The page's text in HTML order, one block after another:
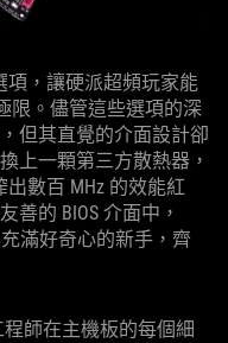
項，讓硬派超頻玩家能
限。儘管這些選項的深
但其直覺的介面設計卻
上一顆第三方散熱器，
數百 MHz 的效能紅
善的 BIOS 介面中，
滿好奇心的新手，齊
師在主機板的每個細